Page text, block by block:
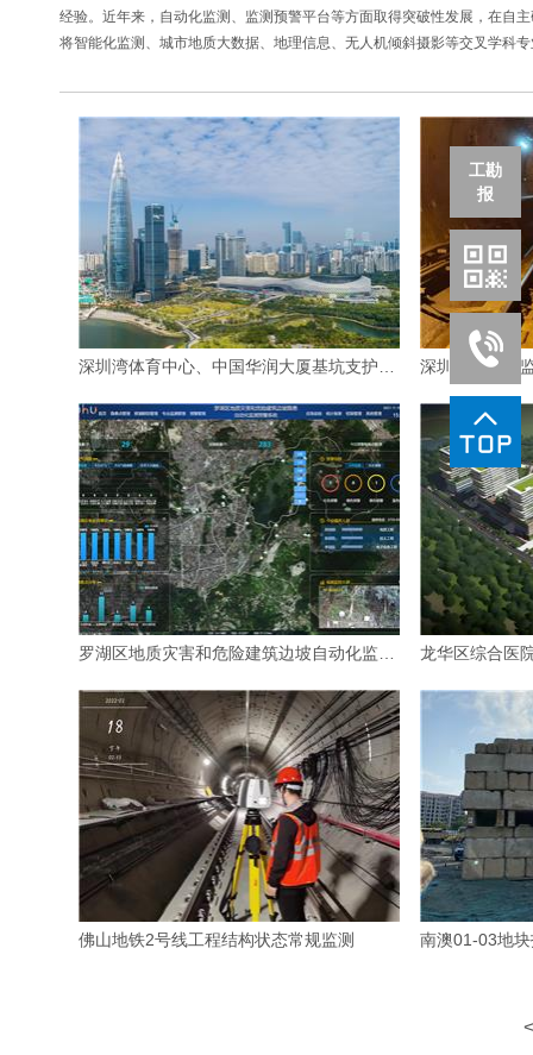
经验。近年来，自动化监测、监测预警平台等方面取得突破性发展，在自
将智能化监测、城市地质大数据、地理信息、无人机倾斜摄影等交叉学科
深圳地铁运营
龙华区综合医
佛山地铁2号线工程结构状态常规监测
<
工勘
报